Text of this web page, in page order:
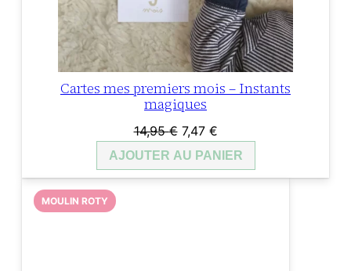
Cartes mes premiers mois – Instants
magiques
14,95€ Le
prix
initial
7,47 €Le
prix
actuel
AJOUTER AU PANIER
MOULIN ROTY